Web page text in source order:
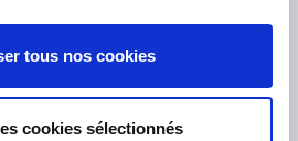
tous nos cookies
cookies sélectionnés
4.5/5
sur37904 avis